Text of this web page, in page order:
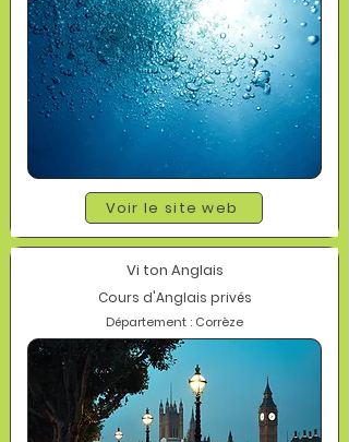
Voir le site web
Vi ton Anglais
Cours d'Anglais privés
Département : Corrèze